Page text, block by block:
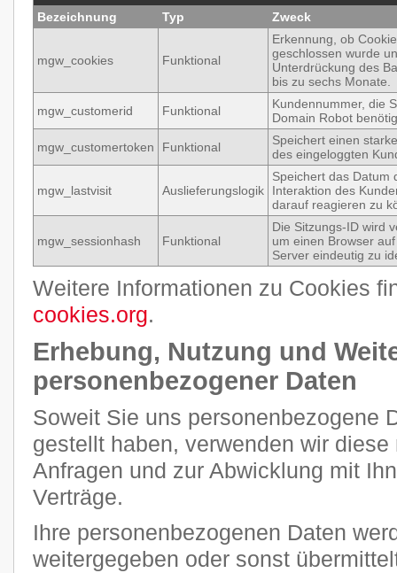
Bezeichnung Typ Zweck
mgw_cookies Funktional
Erkennung, ob
geschlossen wurde
Unterdrückung des
bis zu sechs Monate.
mgw_customerid Funktional
Kundennummer, die
Domain Robot
mgw_customertoken Funktional
Speichert einen
des eingeloggten
mgw_lastvisit Auslieferungslogik
Speichert das Datum
Interaktion des
darauf reagieren zu
mgw_sessionhash Funktional
Die Sitzungs-ID wird
um einen Browser
Server eindeutig zu
Weitere Informationen zu Cookies
cookies.org.
Erhebung, Nutzung und
personenbezogener Daten
Soweit Sie uns personenbezogene
gestellt haben, verwenden wir
Anfragen und zur Abwicklung mit
Verträge.
Ihre personenbezogenen Daten
weitergegeben oder sonst